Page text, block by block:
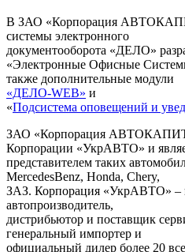
В ЗАО «Корпорация
системы электронного
документооборота «ДЕЛО»
«Электронные Офисные
также дополнительные модули
«ДЕЛО-WEB» и
«Подсистема оповещений и
ЗАО «Корпорация
Корпорации «УкрАВТО» и
представителем таких
MercedesBenz, Honda, Chery,
ЗАЗ. Корпорация «УкрАВТО» –
автопроизводитель,
дистрибьютор и поставщик
генеральный импортер и
официальный дилер более 20